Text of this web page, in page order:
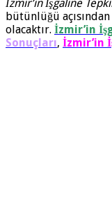
İzmir’in İşgaline
bütünlüğü
olacaktır. İzmir’in
Sonuçları, İzmir’in